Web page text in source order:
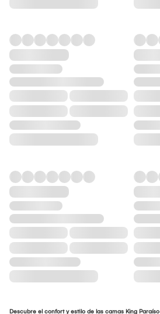
Descubre el confort y estilo de las camas King Paraíso